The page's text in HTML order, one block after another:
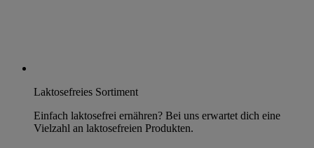
Laktosefreies Sortiment
Einfach laktosefrei ernähren? Bei uns erwartet dich eine
Vielzahl an laktosefreien Produkten.